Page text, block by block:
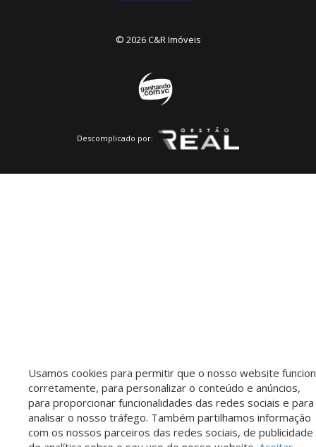
© 2026 C&R Imóveis
Descomplicado por:
Usamos cookies para permitir que o nosso website
corretamente, para personalizar o conteúdo e anúncios,
para proporcionar funcionalidades das redes sociais e para
analisar o nosso tráfego. Também partilhamos informação
com os nossos parceiros das redes sociais, de publicidade